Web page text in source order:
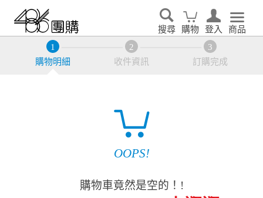
搜尋 購物 登入 商品
購物明細 收件資訊 訂購完成
OOPS!
購物車竟然是空的！!